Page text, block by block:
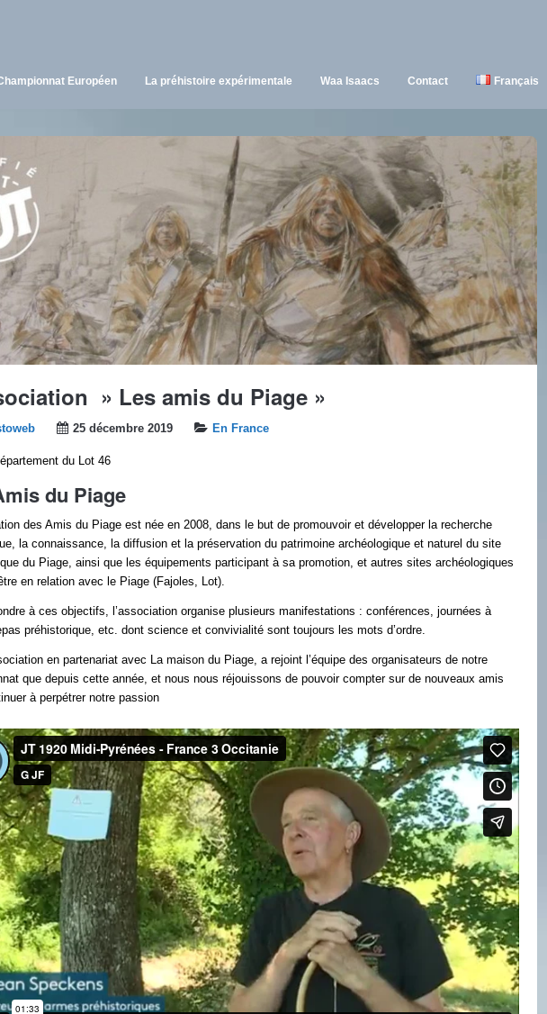
Européen La préhistoire expérimentale Waa Isaacs Contact Français
» Les amis du Piage »
25 décembre 2019 En France
du Lot 46
du Piage
des Amis du Piage est née en 2008, dans le but de promouvoir et développer la recherche
la connaissance, la diffusion et la préservation du patrimoine archéologique et naturel du site
du Piage, ainsi que les équipements participant à sa promotion, et autres sites archéologiques
en relation avec le Piage (Fajoles, Lot).
à ces objectifs, l’association organise plusieurs manifestations : conférences, journées à
préhistorique, etc. dont science et convivialité sont toujours les mots d’ordre.
en partenariat avec La maison du Piage, a rejoint l’équipe des organisateurs de notre
que depuis cette année, et nous nous réjouissons de pouvoir compter sur de nouveaux amis
à perpétrer notre passion